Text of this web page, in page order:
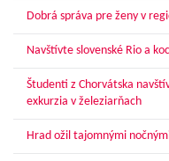
Dobrá správa pre ženy v
Navštívte slovenské Rio a
Študenti z Chorvátska
exkurzia v železiarňach
Hrad ožil tajomnými